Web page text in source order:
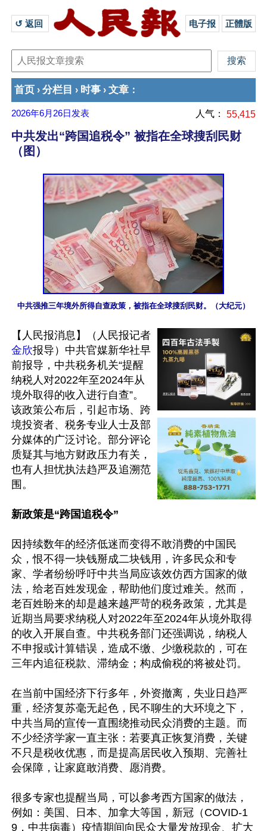
↺ 返回 电子报 正體版
首页 › 分栏目 › 时事 › 文章 ：
2026年6月26日 发表 人气： 55,415
中共发出“跨国追税令” 被指在全球搜刮民财
（图）
中共强推三年境外所得自查政策，被指在全球搜刮民财。（大纪元）
【人民报消息】（人民报记者
金欣报导）中共官媒新华社早
前报导，中共税务机关“提醒
纳税人对2022年至2024年从
境外取得的收入进行自查”。
该政策公布后，引起市场、跨
境投资者、税务专业人士及部
分媒体的广泛讨论。部分评论
质疑其与地方财政压力有关，
也有人担忧执法趋严及追溯范
围。
新政策是“跨国追税令”
因持续数年的经济低迷而变得不敢消费的中国民
众，恨不得一块钱掰成二块钱用，许多民众和专
家、学者纷纷呼吁中共当局应该效仿西方国家的做
法，给老百姓发现金，帮助他们度过难关。然而，
老百姓盼来的却是越来越严苛的税务政策，尤其是
近期当局要求纳税人对2022年至2024年从境外取得
的收入开展自查。中共税务部门还强调说，纳税人
不申报或计算错误，造成不缴、少缴税款的，可在
三年内追征税款、滞纳金；构成偷税的将被处罚。
在当前中国经济下行多年，外资撤离，失业日趋严
重，经济复苏毫无起色，民不聊生的大环境之下，
中共当局的宣传一直围绕推动民众消费的主题。而
不少经济学家一直主张：若要真正恢复消费，关键
不只是税收优惠，而是提高居民收入预期、完善社
会保障，让家庭敢消费、愿消费。
很多专家也提醒当局，可以参考西方国家的做法，
例如：美国、日本、加拿大等国，新冠（COVID-1
9，中共病毒）疫情期间向民众大量发放现金、扩大